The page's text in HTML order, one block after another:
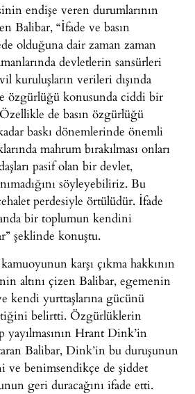
endişe veren durumlarının
Balibar, “İfade ve basın
olduğuna dair zaman zaman
devletlerin sansürleri
kuruluşların verileri dışında
özgürlüğü konusunda ciddi bir
de basın özgürlüğü
baskı dönemlerinde önemli
mahrum bırakılması onları
pasif olan bir devlet,
söyleyebiliriz. Bu
perdesiyle örtülüdür. İfade
bir toplumun kendini
şeklinde konuştu.
karşı çıkma hakkının
altını çizen Balibar, egemenin
kendi yurttaşlarına gücünü
belirtti. Özgürlüklerin
yayılmasının Hrant Dink’in
Balibar, Dink’in bu duruşunun
ve benimsendikçe de şiddet
geri duracağını ifade etti.